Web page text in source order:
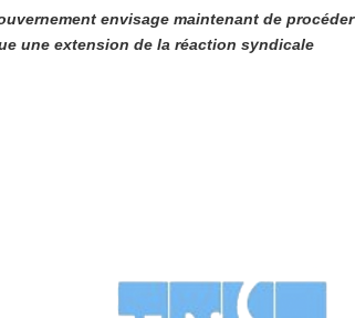
envisage maintenant de procéder
une extension de la réaction syndicale